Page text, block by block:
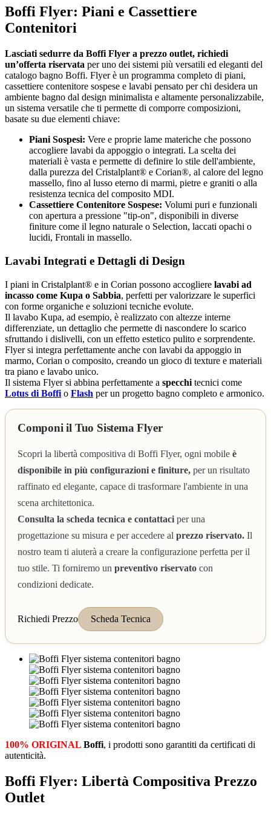
Boffi Flyer: Piani e Cassettiere
Contenitori
Lasciati sedurre da Boffi Flyer a prezzo outlet, richiedi
un’offerta riservata per uno dei sistemi più versatili ed eleganti del
catalogo bagno Boffi. Flyer è un programma completo di piani,
cassettiere contenitore sospese e lavabi pensato per chi desidera un
ambiente bagno dal design minimalista e altamente personalizzabile,
un sistema versatile che ti permette di comporre composizioni,
basate su due elementi chiave:
Piani Sospesi: Vere e proprie lame materiche che possono
accogliere lavabi da appoggio o integrati. La scelta dei
materiali è vasta e permette di definire lo stile dell'ambiente,
dalla purezza del Cristalplant® e Corian®, al calore del legno
massello, fino al lusso eterno di marmi, pietre e graniti o alla
resistenza tecnica del composito MDI.
Cassettiere Contenitore Sospese: Volumi puri e funzionali
con apertura a pressione "tip-on", disponibili in diverse
finiture come il legno naturale o Selection, laccati opachi o
lucidi, Frontali in massello.
Lavabi Integrati e Dettagli di Design
I piani in Cristalplant® e in Corian possono accogliere lavabi ad
incasso come Kupa o Sabbia, perfetti per valorizzare le superfici
con forme organiche e soluzioni tecniche evolute.
Il lavabo Kupa, ad esempio, è realizzato con altezze interne
differenziate, un dettaglio che permette di nascondere lo scarico
sfruttando i dislivelli, con un effetto estetico pulito e sorprendente.
Flyer si integra perfettamente anche con lavabi da appoggio in
marmo, Corian o composito, creando un gioco di texture e materiali
tra piano e lavabo unico.
Il sistema Flyer si abbina perfettamente a specchi tecnici come
Lotus di Boffi o Flash per un progetto bagno completo e armonico.
Componi il Tuo Sistema Flyer
Scopri la libertà compositiva di Boffi Flyer, ogni mobile è
disponibile in più configurazioni e finiture, per un risultato
raffinato ed elegante, capace di trasformare l'ambiente in una
scena architettonica.
Consulta la scheda tecnica e contattaci per una
progettazione su misura e per accedere al prezzo riservato. Il
nostro team ti aiuterà a creare la configurazione perfetta per il
tuo stile. Ti forniremo un preventivo riservato con
condizioni dedicate.
Richiedi Prezzo Scheda Tecnica
100% ORIGINAL Boffi, i prodotti sono garantiti da certificati di
autenticità.
Boffi Flyer: Libertà Compositiva Prezzo
Outlet